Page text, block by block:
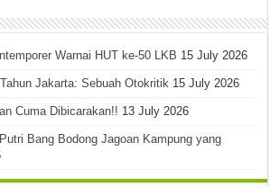
Warnai HUT ke-50 LKB 15 July 2026
Jakarta: Sebuah Otokritik 15 July 2026
Cuma Dibicarakan!! 13 July 2026
Bang Bodong Jagoan Kampung yang